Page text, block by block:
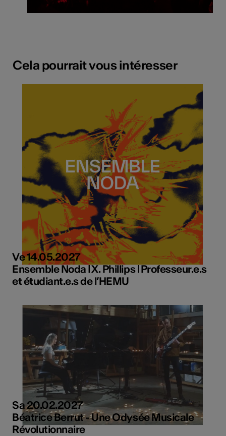
Cela pourrait vous intéresser
Ve 14.05.2027
Ensemble Noda ǀ X. Phillips ǀ Professeur.e.s
et étudiant.e.s de l’HEMU
Sa 20.02.2027
Béatrice Berrut - Une Odysée Musicale
Révolutionnaire